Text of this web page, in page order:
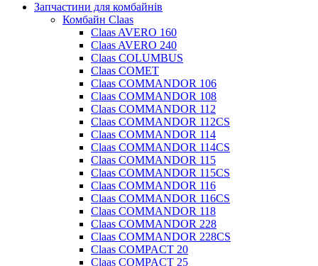
Запчастини для комбайнів
Комбайн Claas
Claas AVERO 160
Claas AVERO 240
Claas COLUMBUS
Claas COMET
Claas COMMANDOR 106
Claas COMMANDOR 108
Claas COMMANDOR 112
Claas COMMANDOR 112CS
Claas COMMANDOR 114
Claas COMMANDOR 114CS
Claas COMMANDOR 115
Claas COMMANDOR 115CS
Claas COMMANDOR 116
Claas COMMANDOR 116CS
Claas COMMANDOR 118
Claas COMMANDOR 228
Claas COMMANDOR 228CS
Claas COMPACT 20
Claas COMPACT 25